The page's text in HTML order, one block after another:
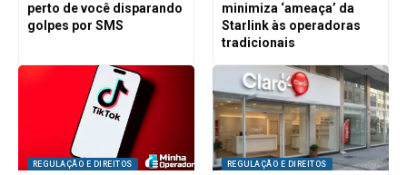
perto de você disparando
golpes por SMS
minimiza ‘ameaça’ da
Starlink às operadoras
tradicionais
REGULAÇÃO E DIREITOS REGULAÇÃO E DIREITOS